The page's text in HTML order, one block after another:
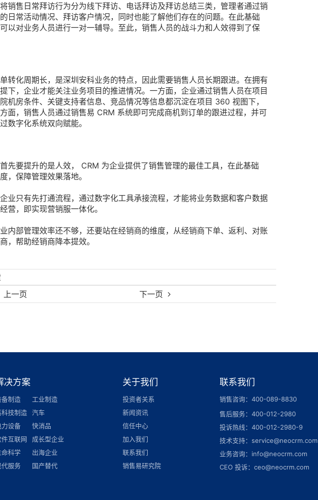
上一页 下一页
销售日常拜访行为分为线下拜访、电话拜访及拜访总结三类，管理者通过销
日常活动情况、拜访客户情况，同时也能了解他们存在的问题。在此基础
以对业务人员进行一对一辅导。至此，销售人员的战斗力和人效得到了保
转化周期长，是深圳安科业务的特点，因此需要销售人员长期跟进。在拥有
下，企业才能关注业务项目的推进情况。一方面，企业通过销售人员在项目
机房条件、关键支持者信息、竞品情况等信息都沉淀在项目 360 视图下，
面，销售人员通过销售易 CRM 系统即可完成商机到订单的跟进过程，并可
数字化系统双向赋能。
先要提升的是人效， CRM 为企业提供了销售管理的最佳工具，在此基础
，保障管理效果落地。
业只有先打通流程，通过数字化工具承接流程，才能将业务数据和客户数据
营，即实现营销服一体化。
内部管理效率还不够，还要站在经销商的维度，从经销商下单、返利、对账
，帮助经销商降本提效。
决方案
备制造
工业制造
科技制造
汽车
力设备
快消品
件互联网
成长型企业
命科学
出海企业
代服务
国产替代
关于我们
投资者关系
新闻资讯
信任中心
加入我们
联系我们
销售易研究院
联系我们
销售咨询：400-089-8830
售后服务：400-012-2980
投诉热线：400-012-2980-9
技术支持：service@neocrm.com
业务咨询：info@neocrm.com
CEO 投诉：ceo@neocrm.com